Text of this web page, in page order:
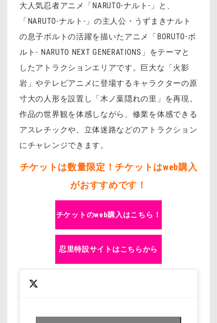
大人気忍者アニメ「NARUTO-ナルト-」と、
「NARUTO-ナルト-」の主人公・うずまきナルト
の息子ボルトの活躍を描いたアニメ「BORUTO-ボ
ルト- NARUTO NEXT GENERATIONS」をテーマと
したアトラクションエリアです。巨大な「火影
岩」やテレビアニメに登場するキャラクターの原
寸大の人形を設置し「木ノ葉隠れの里」を再現。
作品の世界観を体感しながら、修業を体感できる
アスレチックや、立体迷路などのアトラクション
にチャレンジできます。
チケットは数量限定！チケットはweb購入
がおすすめです！
チケットのweb購入はこちら！
忍里特設サイトはこちらから